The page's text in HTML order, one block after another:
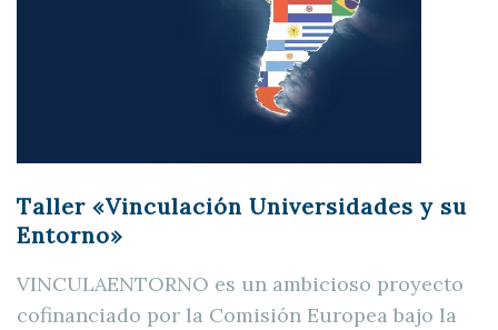
Taller «Vinculación Universidades y su
Entorno»
VINCULAENTORNO es un ambicioso proyecto
cofinanciado por la Comisión Europea bajo la